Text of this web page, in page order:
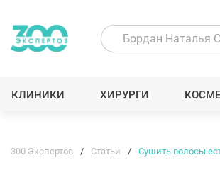
КЛИНИКИ ХИРУРГИ
300 Экспертов Статьи Сушить волосы